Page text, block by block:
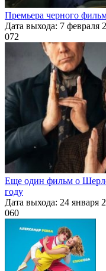
Премьера черного
Дата выхода: 7 февраля
072
Еще один фильм о
году
Дата выхода: 24 января
060